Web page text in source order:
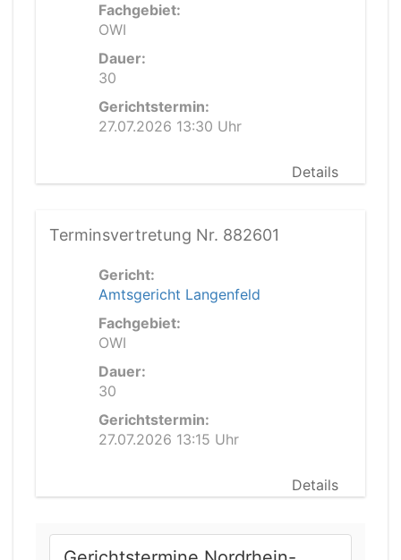
Fachgebiet:
OWI
Dauer:
30
Gerichtstermin:
27.07.2026 13:30 Uhr
Details
Terminsvertretung Nr. 882601
Gericht:
Amtsgericht Langenfeld
Fachgebiet:
OWI
Dauer:
30
Gerichtstermin:
27.07.2026 13:15 Uhr
Details